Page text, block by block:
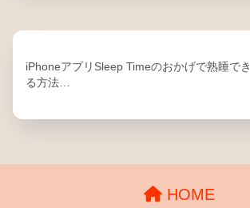
iPhoneアプリSleep Timeのおかげで熟睡でき
る方法…
HOME